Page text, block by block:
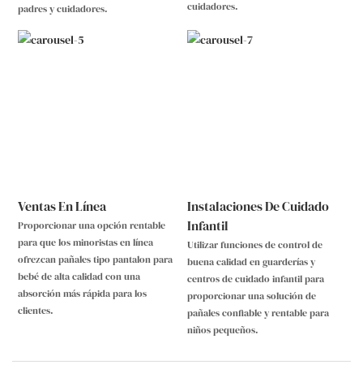
padres y cuidadores. cuidadores.
Ventas En Línea
Proporcionar una opción rentable
para que los minoristas en línea
ofrezcan pañales tipo pantalon para
bebé de alta calidad con una
absorción más rápida para los
clientes.
Instalaciones De Cuidado
Infantil
Utilizar funciones de control de
buena calidad en guarderías y
centros de cuidado infantil para
proporcionar una solución de
pañales confiable y rentable para
niños pequeños.